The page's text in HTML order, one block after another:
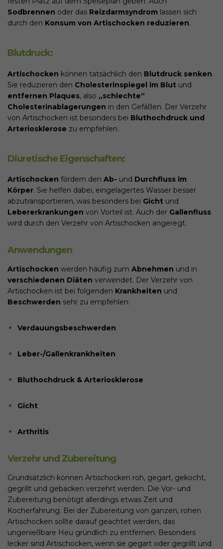
Sodbrennen oder das Reizdarmsyndrom lassen sich
durch den Konsum von Artischocken reduzieren.
Blutdruck:
Artischocken können tatsächlich den Blutdruck senken.
Sie reduzieren den Cholesterinspiegel im Blut und
entfernen Plaques, also „schlechte“
Cholesterinablagerungen in den Gefäßen. Der Verzehr
von Artischocken ist besonders bei Bluthochdruck und
Arteriosklerose zu empfehlen.
Diuretische Eigenschaften:
Artischocken fördern den Ab- und Durchfluss im
Körper. Sie helfen dabei, eingelagertes Wasser besser
abzutransportieren, was besonders bei Gicht und
Lebererkrankungen von Vorteil ist. Auch der Gallenfluss
wird durch den Verzehr von Artischocken angeregt.
Anwendungen
Artischocken werden häufig zum Abnehmen und in
verschiedenen Diäten verwendet. Der Verzehr von
Artischocken ist bei folgenden Krankheiten und
Beschwerden sehr zu empfehlen:
Verdauungsbeschwerden
Leber-/Gallenkrankheiten
Bluthochdruck & Arteriosklerose
Gicht
Arthritis
Verzehr und Zubereitung
Grundsätzlich können Artischocken roh, gegart, gekocht,
gegrillt und gebacken verzehrt werden. Die Vor- und
Zubereitung benötigt allerdings etwas Zeit und
Kocherfahrung. Bei der Zubereitung von ganzen, rohen
Artischocken sollte darauf geachtet werden, das
ungenießbare Heu gründlich zu entfernen. Besonders
lecker sind Artischocken, wenn sie gegart oder gegrillt und